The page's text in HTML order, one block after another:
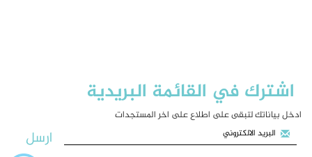
اشترك في القائمة البريدية
ادخل بياناتك لتبقى على اطلاع على اخر المستجدات
ارسل